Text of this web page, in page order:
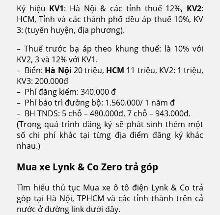
Ký hiệu KV1: Hà Nội & các tỉnh thuế 12%, KV2:
HCM, Tỉnh và các thành phố đều áp thuế 10%, KV
3: (tuyến huyện, địa phương).
– Thuế trước bạ áp theo khung thuế: là 10% với
KV2, 3 và 12% với KV1.
– Biển: Hà Nội 20 triệu, HCM 11 triệu, KV2: 1 triệu,
KV3: 200.000đ
– Phí đăng kiểm: 340.000 đ
– Phí bảo trì đường bộ: 1.560.000/ 1 năm đ
– BH TNDS: 5 chỗ – 480.000đ, 7 chỗ – 943.000đ.
(Trong quá trình đăng ký sẽ phát sinh thêm một
số chi phí khác tại từng địa điểm đăng ký khác
nhau.)
Mua xe Lynk & Co Zero trả góp
Tìm hiểu thủ tục Mua xe ô tô điện Lynk & Co trả
góp tại Hà Nội, TPHCM và các tỉnh thành trên cả
nước ở đường link dưới đây.